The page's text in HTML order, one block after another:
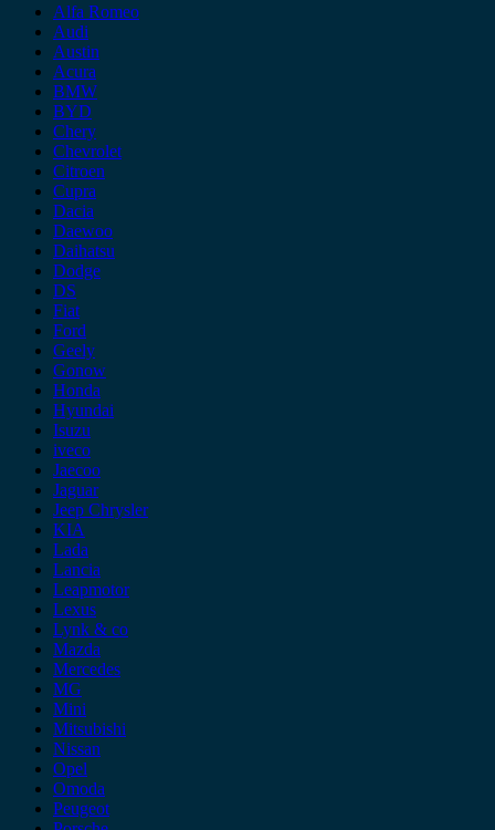
Alfa Romeo
Audi
Austin
Acura
BMW
BYD
Chery
Chevrolet
Citroen
Cupra
Dacia
Daewoo
Daihatsu
Dodge
DS
Fiat
Ford
Geely
Gonow
Honda
Hyundai
Isuzu
iveco
Jaecoo
Jaguar
Jeep Chrysler
KIA
Lada
Lancia
Leapmotor
Lexus
Lynk & co
Mazda
Mercedes
MG
Mini
Mitsubishi
Nissan
Opel
Omoda
Peugeot